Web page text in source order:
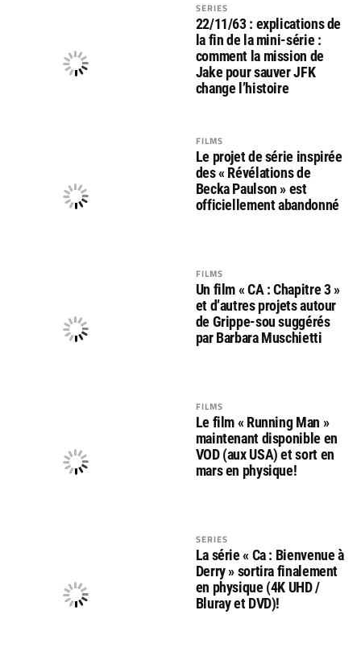
SERIES
22/11/63 : explications de
la fin de la mini-série :
comment la mission de
Jake pour sauver JFK
change l’histoire
FILMS
Le projet de série inspirée
des « Révélations de
Becka Paulson » est
officiellement abandonné
FILMS
Un film « CA : Chapitre 3 »
et d’autres projets autour
de Grippe-sou suggérés
par Barbara Muschietti
FILMS
Le film « Running Man »
maintenant disponible en
VOD (aux USA) et sort en
mars en physique!
SERIES
La série « Ca : Bienvenue à
Derry » sortira finalement
en physique (4K UHD /
Bluray et DVD)!